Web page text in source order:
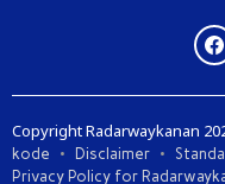
Copyright Radarwaykanan
kode
Disclaimer
Privacy Policy for